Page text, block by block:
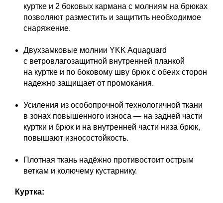
куртке и 2 боковых кармана с молниям на брюках
позволяют разместить и защитить необходимое
снаряжение.
Двухзамковые молнии YKK Aquaguard
с ветровлагозащитной внутренней планкой
на куртке и по боковому шву брюк с обеих сторон
надежно защищает от промокания.
Усиления из особопрочной технологичной ткани
в зонах повышенного износа — на задней части
куртки и брюк и на внутренней части низа брюк,
повышают износостойкость.
Плотная ткань надёжно противостоит острым
веткам и колючему кустарнику.
Куртка: